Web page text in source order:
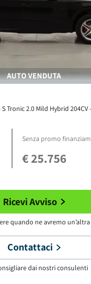
AUTO VENDUTA
Tronic2.0 Mild Hybrid 204CV-
Senza promo
€25.756
Ricevi Avviso
quando ne avremo un’altra
Contattaci
dai nostri consulenti